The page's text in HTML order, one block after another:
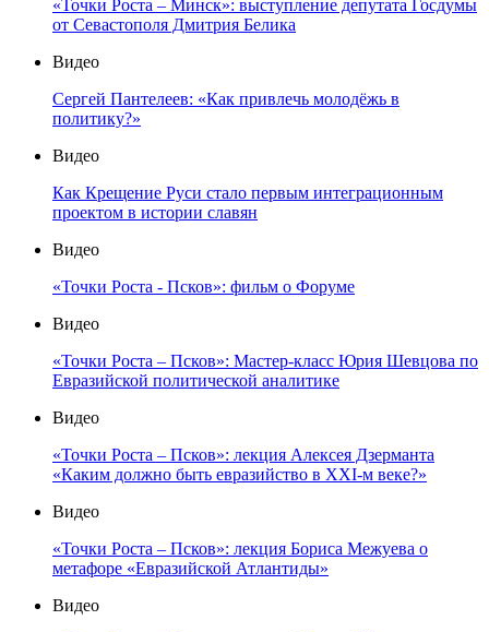
«Точки Роста – Минск»: выступление депутата Госдумы
от Севастополя Дмитрия Белика
Видео
Сергей Пантелеев: «Как привлечь молодёжь в
политику?»
Видео
Как Крещение Руси стало первым интеграционным
проектом в истории славян
Видео
«Точки Роста - Псков»: фильм о Форуме
Видео
«Точки Роста – Псков»: Мастер-класс Юрия Шевцова по
Евразийской политической аналитике
Видео
«Точки Роста – Псков»: лекция Алексея Дзерманта
«Каким должно быть евразийство в XXI-м веке?»
Видео
«Точки Роста – Псков»: лекция Бориса Межуева о
метафоре «Евразийской Атлантиды»
Видео